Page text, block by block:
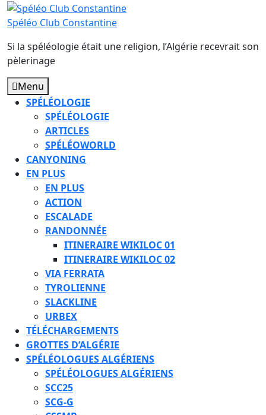
Skip
toSpéléo Club Constantine
Si la spéléologie était une religion, l’Algérie recevrait son
pèlerinage
Menu
SPÉLÉOLOGIE
SPÉLÉOLOGIE
ARTICLES
SPÉLÉOWORLD
CANYONING
EN PLUS
EN PLUS
ACTION
ESCALADE
RANDONNÉE
ITINERAIRE WIKILOC 01
ITINERAIRE WIKILOC 02
VIA FERRATA
TYROLIENNE
SLACKLINE
URBEX
TÉLÉCHARGEMENTS
GROTTES D’ALGÉRIE
SPÉLÉOLOGUES ALGÉRIENS
SPÉLÉOLOGUES ALGÉRIENS
SCC25
SCG-G